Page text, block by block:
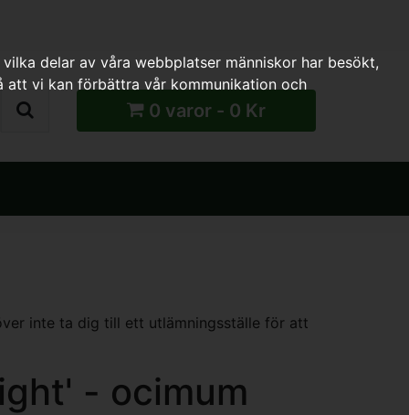
0 varor - 0 Kr
inte ta dig till ett utlämningsställe för att
- ocimum
delar av våra webbplatser människor har besökt,
att vi kan förbättra vår kommunikation och